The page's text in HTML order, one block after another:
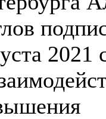
2021